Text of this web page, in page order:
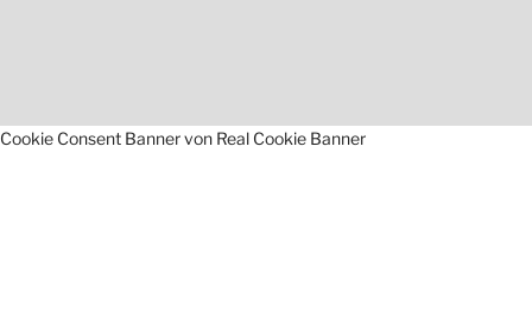
Cookie Consent Banner von Real Cookie Banner